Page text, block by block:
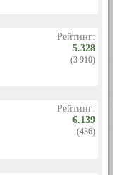
Рейтинг:
5.328
(3 910)
Рейтинг:
6.139
(436)